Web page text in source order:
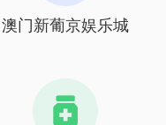
澳门新葡京娱乐城